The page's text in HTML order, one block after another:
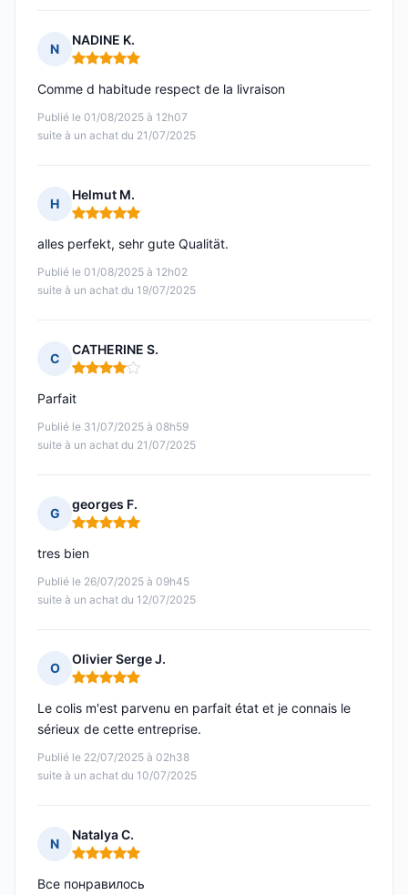
N
NADINE K.
Note : 5 sur 5
Publié le 01/08/2025 à 12h07
suite à un achat du 21/07/2025
Comme d habitude respect de la livraison
H
Helmut M.
Note : 5 sur 5
Publié le 01/08/2025 à 12h02
suite à un achat du 19/07/2025
alles perfekt, sehr gute Qualität.
C
CATHERINE S.
Note : 4 sur 5
Publié le 31/07/2025 à 08h59
suite à un achat du 21/07/2025
Parfait
G
georges F.
Note : 5 sur 5
Publié le 26/07/2025 à 09h45
suite à un achat du 12/07/2025
tres bien
O
Olivier Serge J.
Note : 5 sur 5
Publié le 22/07/2025 à 02h38
suite à un achat du 10/07/2025
Le colis m'est parvenu en parfait état et je connais le
sérieux de cette entreprise.
N
Natalya C.
Note : 5 sur 5
Все понравилось